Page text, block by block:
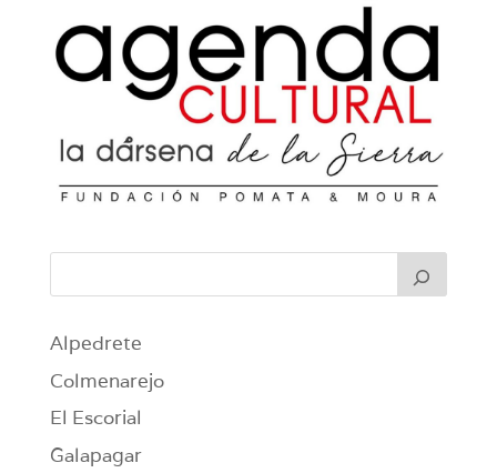
Alpedrete
Colmenarejo
El Escorial
Galapagar